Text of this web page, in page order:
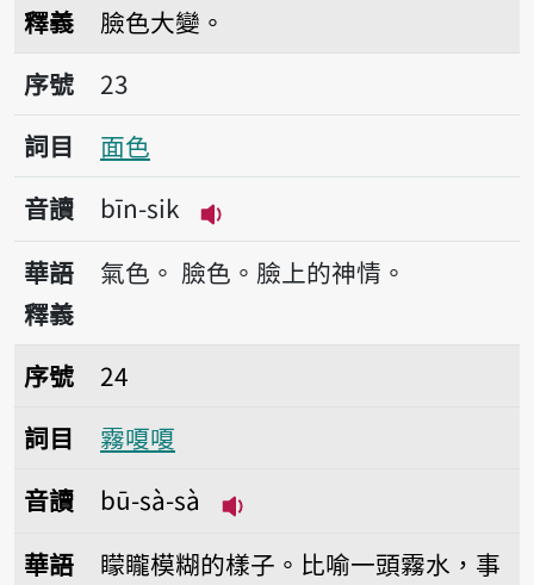
釋義
臉色大變。
序號23面色
序號
23
詞目
面色
音讀
bīn-sik
播放音讀bīn-sik
華語
釋義
氣色。 臉色。臉上的神情。
序號24霧嗄嗄
序號
24
詞目
霧嗄嗄
音讀
bū-sà-sà
華語
矇矓模糊的樣子。比喻一頭霧水，事